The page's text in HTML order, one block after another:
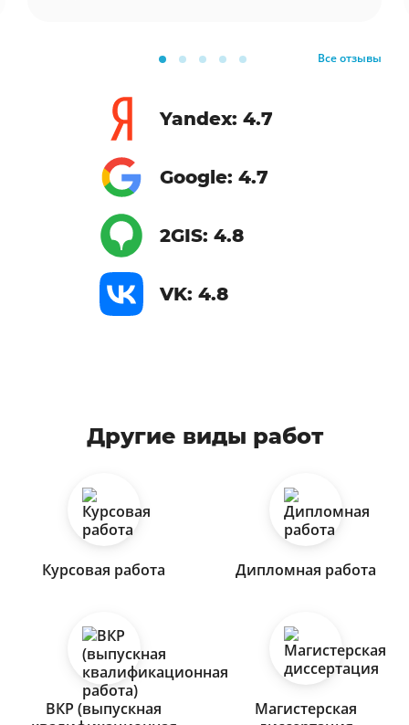
Все отзывы
Yandex: 4.7
Google: 4.7
2GIS: 4.8
VK: 4.8
Другие виды работ
Курсовая работа Дипломная работа
ВКР (выпускная
Магистерская